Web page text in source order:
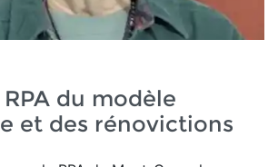
du modèle
et des rénovictions